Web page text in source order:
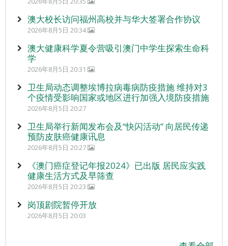
澳大校长访问福州高校并与华大签署合作协议
2026年8月5日 20:34
澳大健康科学夏令营吸引澳门中学生探索生命科
学
2026年8月5日 20:31
卫生局动态调整埃博拉病毒病防疫措施 维持对3
个疫情受影响国家或地区进行加强入境防疫措施
2026年8月5日 20:27
卫生局举行新闻发布会及“快闪活动” 向居民传递
预防皮肤癌健康讯息
2026年8月5日 20:27
《澳门癌症登记年报2024》已出版 居民应实践
健康生活方式及早筛查
2026年8月5日 20:23
岗顶剧院暂停开放
2026年8月5日 20:03